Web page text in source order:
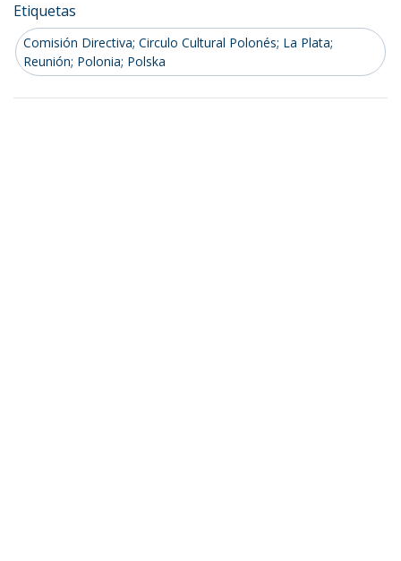
Etiquetas
Comisión Directiva; Circulo Cultural Polonés; La Plata;
Reunión; Polonia; Polska